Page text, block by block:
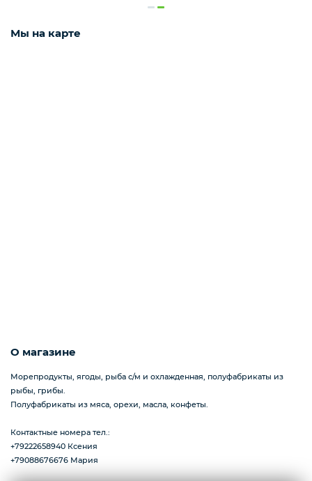
Замороженная ягода
Мороженое
Мы на карте
О магазине
Морепродукты, ягоды, рыба с/м и охлажденная, полуфабрикаты из
рыбы, грибы.
Полуфабрикаты из мяса, орехи, масла, конфеты.
Контактные номера тел.:
+79222658940 Ксения
+79088676676 Мария